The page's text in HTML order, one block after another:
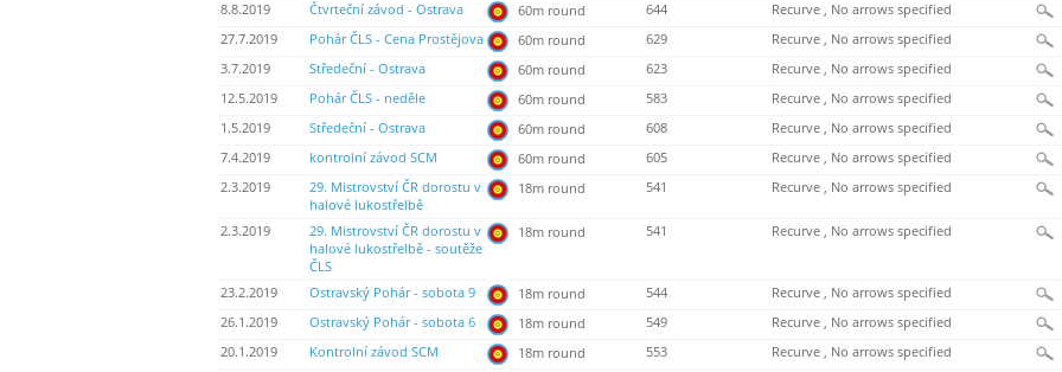
8.8.2019 Čtvrteční závod - Ostrava 60m round 644
Recurve , No arrows specified
27.7.2019
Pohár ČLS - Cena Prostějova 60m round 629
Recurve , No arrows specified
3.7.2019
Středeční - Ostrava 60m round 623
Recurve , No arrows specified
12.5.2019
Pohár ČLS - neděle 60m round 583
Recurve , No arrows specified
1.5.2019
Středeční - Ostrava 60m round 608
Recurve , No arrows specified
7.4.2019
kontrolní závod SCM 60m round 605
Recurve , No arrows specified
2.3.2019
29. Mistrovství ČR dorostu v
halové lukostřelbě
18m round 541 Recurve , No arrows specified
2.3.2019
29. Mistrovství ČR dorostu v
halové lukostřelbě - soutěže
ČLS
18m round 541 Recurve , No arrows specified
23.2.2019 Ostravský Pohár - sobota 9 18m round 544
Recurve , No arrows specified
26.1.2019
Ostravský Pohár - sobota 6 18m round 549
Recurve , No arrows specified
20.1.2019
Kontrolní závod SCM 18m round 553
Recurve , No arrows specified